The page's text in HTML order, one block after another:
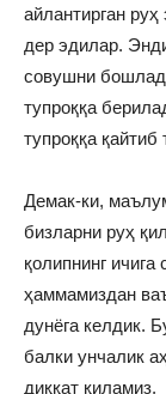
айлантирган
дер эдилар.
совушни
тупроққа
тупроққа
Демак-ки,
бизларни руҳ
қолипнинг
ҳаммамиздан
дунёга келдик.
балки унчалик
диққат қиламиз.